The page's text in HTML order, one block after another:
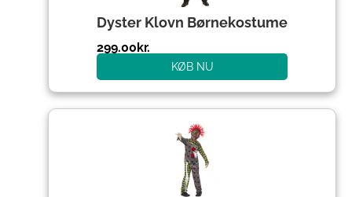
Dyster Klovn Børnekostume
299.00kr.
KØB NU